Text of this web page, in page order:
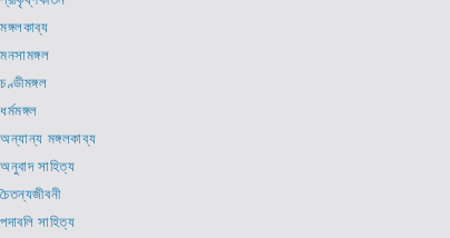
মঙ্গলকাব্য
মনসামঙ্গল
চণ্ডীমঙ্গল
ধর্মমঙ্গল
অন্যান্য মঙ্গলকাব্য
অনুবাদ সাহিত্য
চৈতন্যজীবনী
পদাবলি সাহিত্য